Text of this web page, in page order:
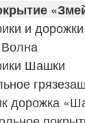
и
Шашки
дорожка